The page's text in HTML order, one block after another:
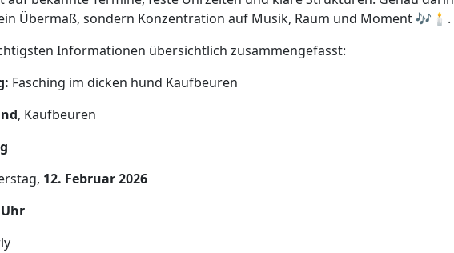
Übermaß, sondern Konzentration auf Musik, Raum und Moment 🎶🕯️.
Informationen übersichtlich zusammengefasst:
Fasching im dicken hund Kaufbeuren
, Kaufbeuren
12. Februar 2026